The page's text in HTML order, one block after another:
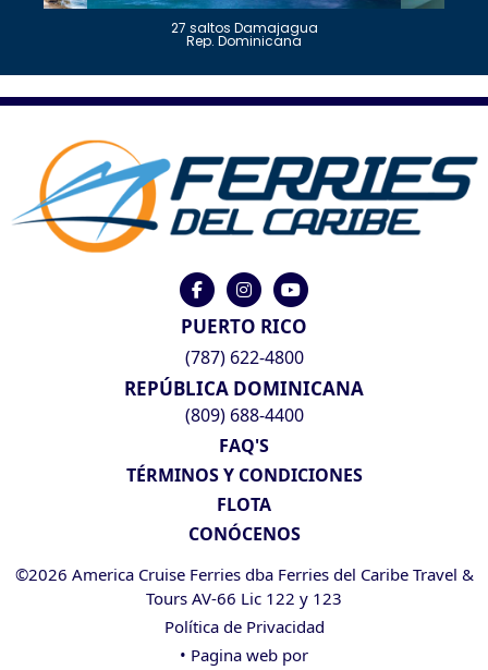
27 saltos Damajagua
Rep. Dominicana
PUERTO RICO
(787) 622-4800
REPÚBLICA DOMINICANA
(809) 688-4400
FAQ'S
TÉRMINOS Y CONDICIONES
FLOTA
CONÓCENOS
©2026 America Cruise Ferries dba Ferries del Caribe Travel &
Tours AV-66 Lic 122 y 123
Política de Privacidad
• Pagina web por